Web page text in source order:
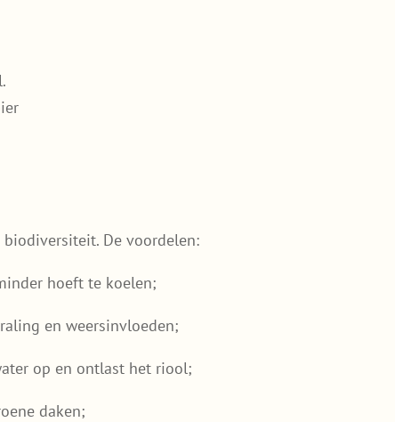
De voordelen:
hoeft te koelen;
en weersinvloeden;
op en ontlast het riool;
daken;